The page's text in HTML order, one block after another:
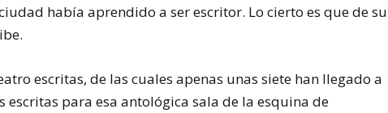
había aprendido a ser escritor. Lo cierto es que de su
escritas, de las cuales apenas unas siete han llegado a
para esa antológica sala de la esquina de